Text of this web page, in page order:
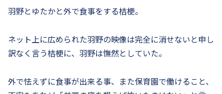
羽野とゆたかと外で食事をする桔梗。
ネット上に広められた羽野の映像は完全に消せないと申し
訳なく言う桔梗に、羽野は憮然としていた。
外で怯えずに食事が出来る事、また保育園で働けること、